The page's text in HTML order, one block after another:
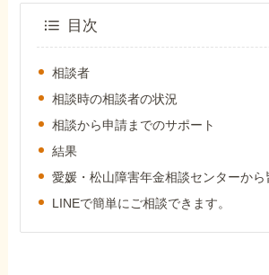
ホーム
障害年金の基礎知識
目次
相談者
相談時の相談者の状況
相談から申請までのサポート
結果
愛媛・松山障害年金相談センターから
LINEで簡単にご相談できます。